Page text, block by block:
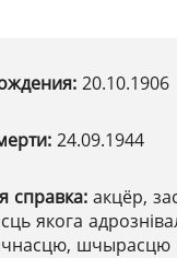
20.10.1906
24.09.1944
справка: акцёр,
якога
шчырасцю